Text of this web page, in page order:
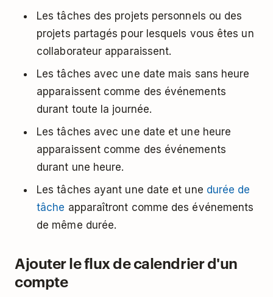
Les tâches des projets personnels ou des
projets partagés pour lesquels vous êtes un
collaborateur apparaissent.
Les tâches avec une date mais sans heure
apparaissent comme des événements
durant toute la journée.
Les tâches avec une date et une heure
apparaissent comme des événements
durant une heure.
Les tâches ayant une date et une durée de
tâche apparaîtront comme des événements
de même durée.
Ajouter le flux de calendrier d'un
compte